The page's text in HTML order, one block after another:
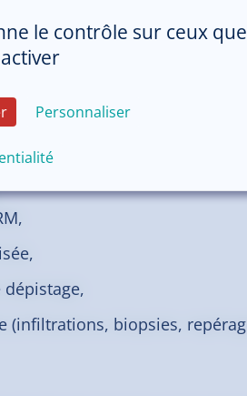
(infiltrations, biopsies,
le contrôle sur ceux que
Personnaliser